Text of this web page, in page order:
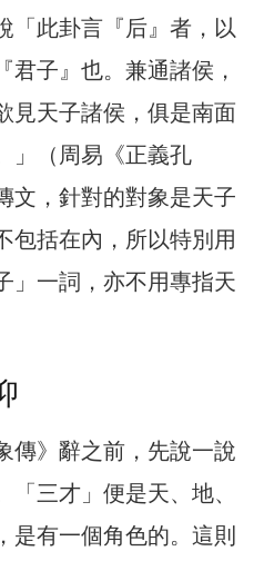
「此卦言『后』者，以
君子』也。兼通諸侯，
見天子諸侯，俱是南面
」（周易《正義孔
文，針對的對象是天子
包括在內，所以特別用
」一詞，亦不用專指天
傳》辭之前，先說一說
三才」便是天、地、
是有一個角色的。這則